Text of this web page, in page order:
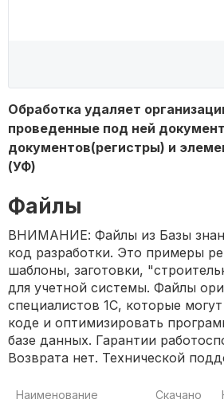
Обработка удаляет
проведенные под ней
документов(регистры) и
(УФ)
Файлы
ВНИМАНИЕ: Файлы из Базы
код разработки. Это примеры
шаблоны, заготовки,
для учетной системы. Файлы
специалистов 1С, которые
коде и оптимизировать
базе данных. Гарантии
Возврата нет. Технической
Наименование Скачано